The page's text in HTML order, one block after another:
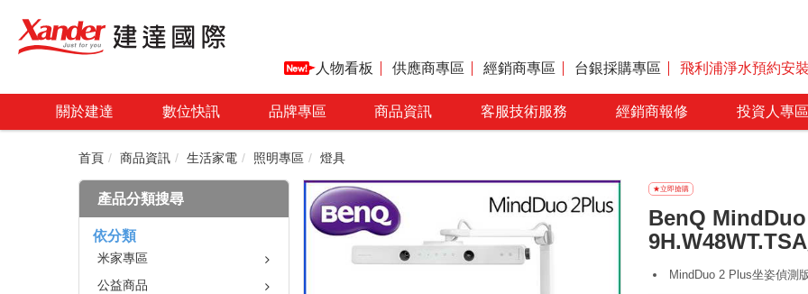
人物看板 供應商專區 經銷商專區 台銀採購專區 飛利浦淨水預約安
關於建達 數位快訊 品牌專區 商品資訊 客服技術服務 經銷商報修 投資人專區
首頁 商品資訊 生活家電 照明專區 燈具
產品分類搜尋
依分類
米家專區
公益商品
BenQ
MindDuo 2 Plus坐姿偵測